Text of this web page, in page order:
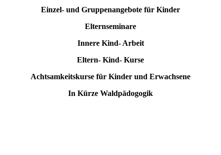
Einzel- und Gruppenangebote für Kinder
Elternseminare
Innere Kind- Arbeit
Eltern- Kind- Kurse
Achtsamkeitskurse für Kinder und Erwachsene
In Kürze Waldpädogogik